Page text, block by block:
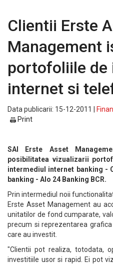
Clientii Erste
Management
portofoliile de
internet si
Data publicarii: 15-12-2011 |
Print
SAI Erste Asset
posibilitatea vizualizarii
intermediul internet banking -
banking - Alo 24 Banking BCR.
Prin intermediul noii
Erste Asset Management au
unitatilor de fond cumparate,
precum si reprezentarea
care au investit.
"Clientii pot realiza, totodata,
investitiile usor si rapid. Ei pot